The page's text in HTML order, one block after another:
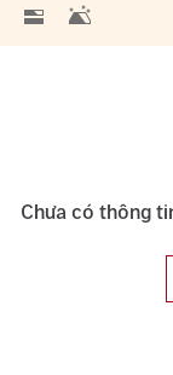
Đa
Chưa có thông